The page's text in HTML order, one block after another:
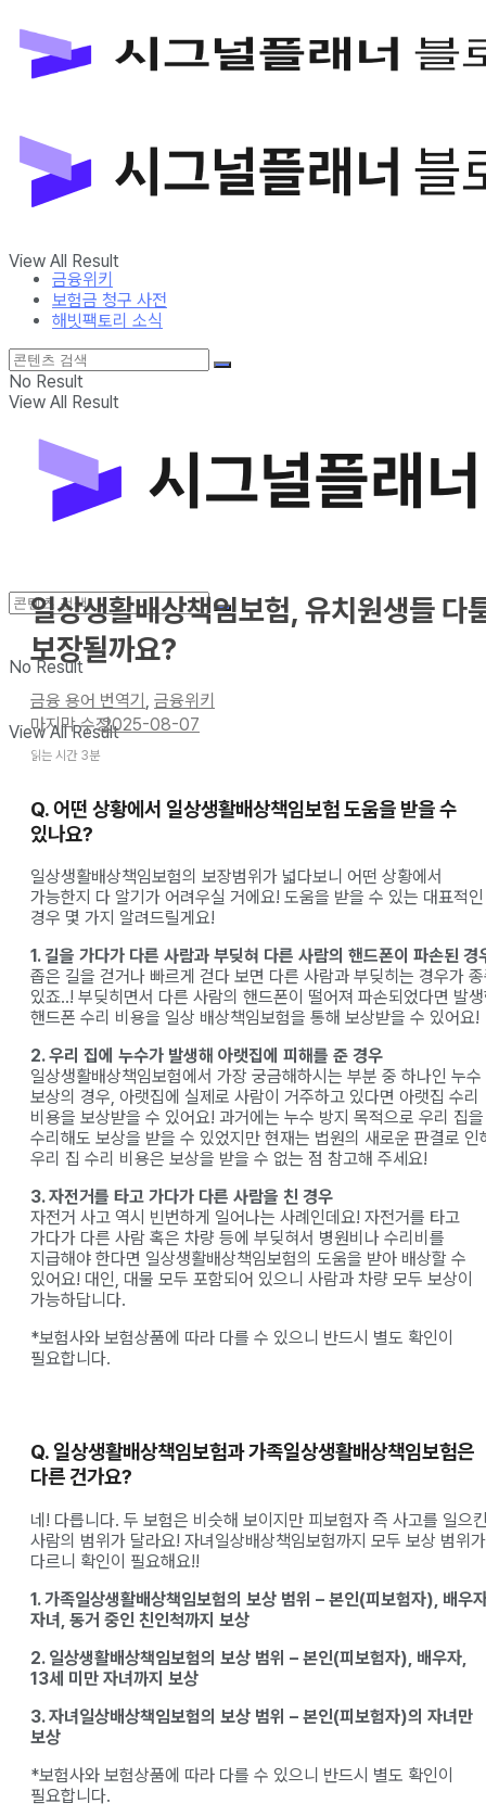
보험금 청구 사전
해빗팩토리 소식
View All Result
금융위키
보험금 청구 사전
해빗팩토리 소식
No Result
View All Result
No Result
View All Result
일상생활배상책임보험, 유치원생들 다
보장될까요?
금융 용어 번역기
금융위키
2025-08-07
읽는 시간 3분
Q. 어떤 상황에서 일상생활배상책임보험 도움을 받을 수
있나요?
일상생활배상책임보험의 보장범위가 넓다보니 어떤 상황에서
가능한지 다 알기가 어려우실 거에요! 도움을 받을 수 있는 대표적인
경우 몇 가지 알려드릴게요!
1. 길을 가다가 다른 사람과 부딪혀 다른 사람의 핸드폰이 파손된 경
좁은 길을 걷거나 빠르게 걷다 보면 다른 사람과 부딪히는 경우가
있죠..! 부딪히면서 다른 사람의 핸드폰이 떨어져 파손되었다면 발
핸드폰 수리 비용을 일상 배상책임보험을 통해 보상받을 수 있어요!
2. 우리 집에 누수가 발생해 아랫집에 피해를 준 경우
일상생활배상책임보험에서 가장 궁금해하시는 부분 중 하나인 누수
보상의 경우, 아랫집에 실제로 사람이 거주하고 있다면 아랫집 수리
비용을 보상받을 수 있어요! 과거에는 누수 방지 목적으로 우리 집을
수리해도 보상을 받을 수 있었지만 현재는 법원의 새로운 판결로 인
우리 집 수리 비용은 보상을 받을 수 없는 점 참고해 주세요!
3. 자전거를 타고 가다가 다른 사람을 친 경우
자전거 사고 역시 빈번하게 일어나는 사례인데요! 자전거를 타고
가다가 다른 사람 혹은 차량 등에 부딪혀서 병원비나 수리비를
지급해야 한다면 일상생활배상책임보험의 도움을 받아 배상할 수
있어요! 대인, 대물 모두 포함되어 있으니 사람과 차량 모두 보상이
가능하답니다.
*보험사와 보험상품에 따라 다를 수 있으니 반드시 별도 확인이
필요합니다.
Q. 일상생활배상책임보험과 가족일상생활배상책임보험은
다른 건가요?
네! 다릅니다. 두 보험은 비슷해 보이지만 피보험자 즉 사고를 일으
사람의 범위가 달라요! 자녀일상배상책임보험까지 모두 보상 범위가
다르니 확인이 필요해요!!
1. 가족일상생활배상책임보험의 보상 범위 – 본인(피보험자), 배우
자녀, 동거 중인 친인척까지 보상
2. 일상생활배상책임보험의 보상 범위 – 본인(피보험자), 배우자,
13세 미만 자녀까지 보상
3. 자녀일상배상책임보험의 보상 범위 – 본인(피보험자)의 자녀만
보상
*보험사와 보험상품에 따라 다를 수 있으니 반드시 별도 확인이
필요합니다.